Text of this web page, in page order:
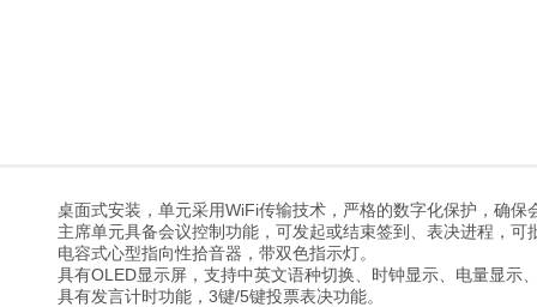
桌面式安装，单元采用WiFi传输技术，严格的数字化保护，确保
主席单元具备会议控制功能，可发起或结束签到、表决进程，
电容式心型指向性拾音器，带双色指示灯。
具有OLED显示屏，支持中英文语种切换、时钟显示、电量显示
具有发言计时功能， 3键/5键投票表决功能。